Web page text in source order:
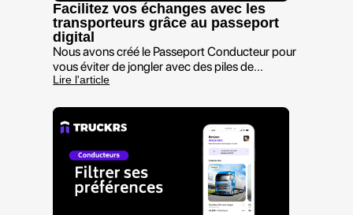
Facilitez vos échanges avec les
transporteurs grâce au passeport
digital
Nous avons créé le Passeport Conducteur pour
vous éviter de jongler avec des piles de...
Lire l'article